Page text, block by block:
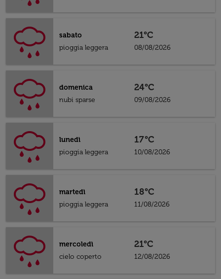
sabato
pioggia leggera
21°C
08/08/2026
domenica
nubi sparse
24°C
09/08/2026
lunedì
pioggia leggera
17°C
10/08/2026
martedì
pioggia leggera
18°C
11/08/2026
mercoledì
cielo coperto
21°C
12/08/2026